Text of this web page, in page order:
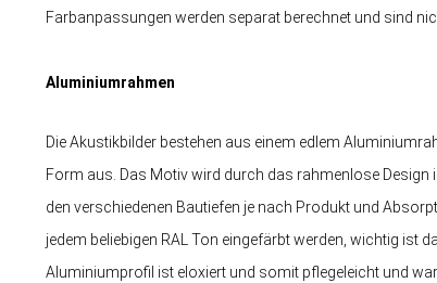
Farbanpassungen werden separat berechnet und sind
Aluminiumrahmen
Die Akustikbilder bestehen aus einem edlem
Form aus. Das Motiv wird durch das rahmenlose
den verschiedenen Bautiefen je nach Produkt und
jedem beliebigen RAL Ton eingefärbt werden, wichtig ist
Aluminiumprofil ist eloxiert und somit pflegeleicht und